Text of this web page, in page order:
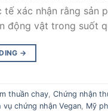
xác nhận rằng sản
động vật trong suốt
→
thuần chay Chứng nhận
vụ chứng nhận Vegan Mỹ